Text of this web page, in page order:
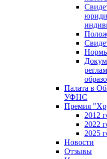
Палата в
УФНС
Премия
2012
2022
2025
Новости
Отзывы